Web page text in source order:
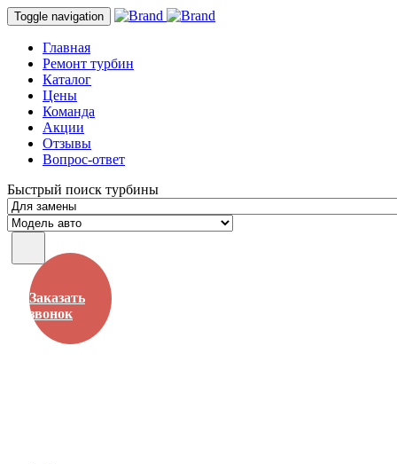
Toggle navigation
Главная
Ремонт турбин
Каталог
Цены
Команда
Акции
Отзывы
Вопрос-ответ
Быстрый поиск турбины
Заказать
звонок